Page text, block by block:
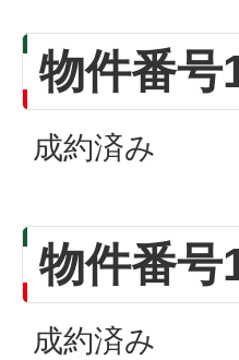
物件番号
成約済み
物件番号
成約済み